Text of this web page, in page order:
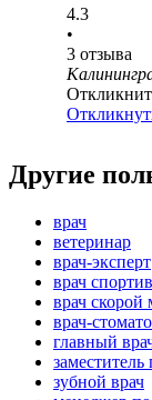
4.3
•
3 отзыва
Другие
врач
ветеринар
врач-эксперт
врач
врач
врач-
главный
заместитель
зубной врач